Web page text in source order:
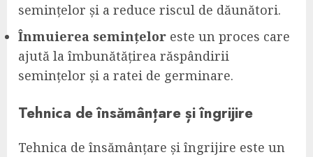
semințelor și a reduce riscul de dăunători.
Înmuierea semințelor este un proces care
ajută la îmbunătățirea răspândirii
semințelor și a ratei de germinare.
Tehnica de însămânțare și îngrijire
Tehnica de însămânțare și îngrijire este un